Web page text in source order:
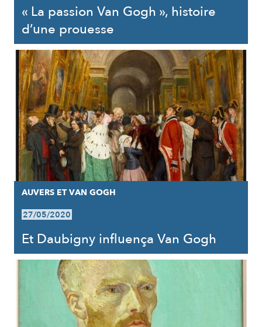
« La passion Van Gogh », histoire
d’une prouesse
AUVERS ET VAN GOGH
27/05/2020
Et Daubigny influença Van Gogh